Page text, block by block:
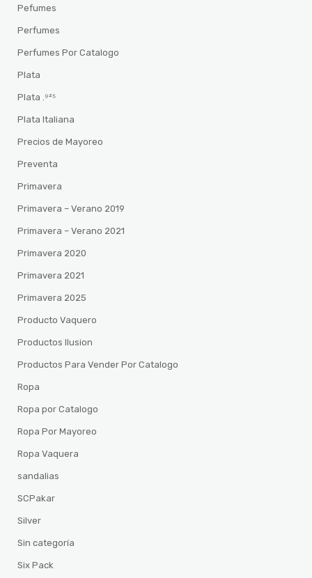
Pefumes
Perfumes
Perfumes Por Catalogo
Plata
Plata .⁹²⁵
Plata Italiana
Precios de Mayoreo
Preventa
Primavera
Primavera – Verano 2019
Primavera – Verano 2021
Primavera 2020
Primavera 2021
Primavera 2025
Producto Vaquero
Productos Ilusion
Productos Para Vender Por Catalogo
Ropa
Ropa por Catalogo
Ropa Por Mayoreo
Ropa Vaquera
sandalias
SCPakar
Silver
Sin categoría
Six Pack